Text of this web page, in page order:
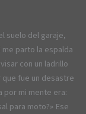
suelo del garaje,
parto la espalda
con un ladrillo
fue un desastre
por mi mente era:
para moto?» Ese